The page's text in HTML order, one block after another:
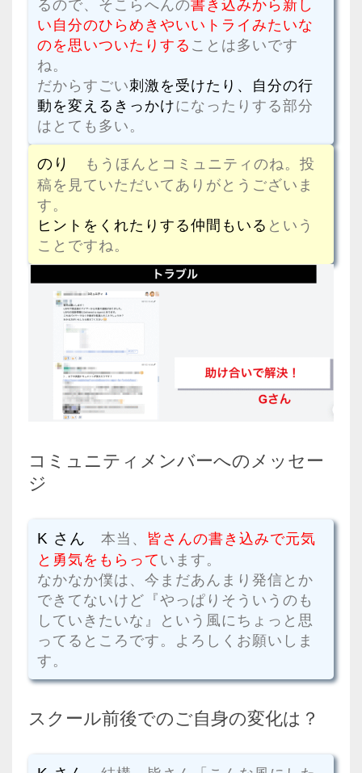
るので、そこらへんの書き込みから新し
い自分のひらめきやいいトライみたいな
のを思いついたりする ことは多いです
ね。
だからすごい刺激を受けたり、自分の行
動を変えるきっかけになったりする部分
はとても多い。
のり
もうほんとコミュニティのね。投
稿を見ていただいてありがとうございま
す。
ヒントをくれたりする仲間もいる という
ことですね。
コミュニティメンバーへのメッセー
ジ
K さん 本当、 皆さんの書き込みで元気
と勇気をもらっています。
なかなか僕は、今まだあんまり発信とか
できてないけど『やっぱりそういうのも
していきたいな』という風にちょっと思
ってるところです。よろしくお願いしま
す。
スクール前後でのご自身の変化は？